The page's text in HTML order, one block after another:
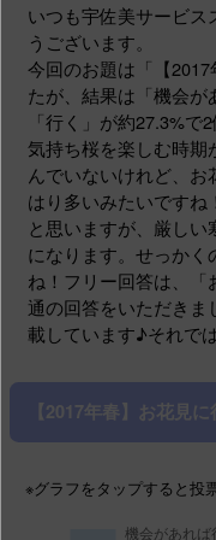
いつも宇佐美サービス
うございます。
今回のお題は「【
たが、結果は「機会が
「行く」が約27.3%で
気持ち桜を楽しむ時期
んでいないけれど、
はり多いみたいです
と思いますが、厳し
になります。せっか
ね！フリー回答は、「
通の回答をいただき
載しています♪それで
【2017年春】お花見
※グラフ をタップする と投